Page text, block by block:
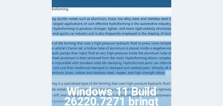
Windows 11 Build
26220.7271 bringt